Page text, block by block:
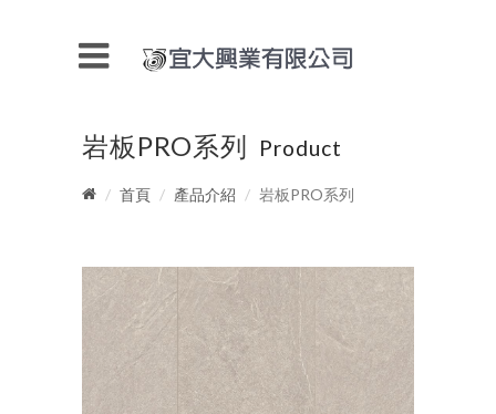
岩板PRO系列 Product
首頁 產品介紹 岩板PRO系列